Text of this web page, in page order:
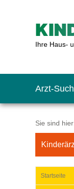
Ihre Haus-
Arzt-
Sie sind
Startseite